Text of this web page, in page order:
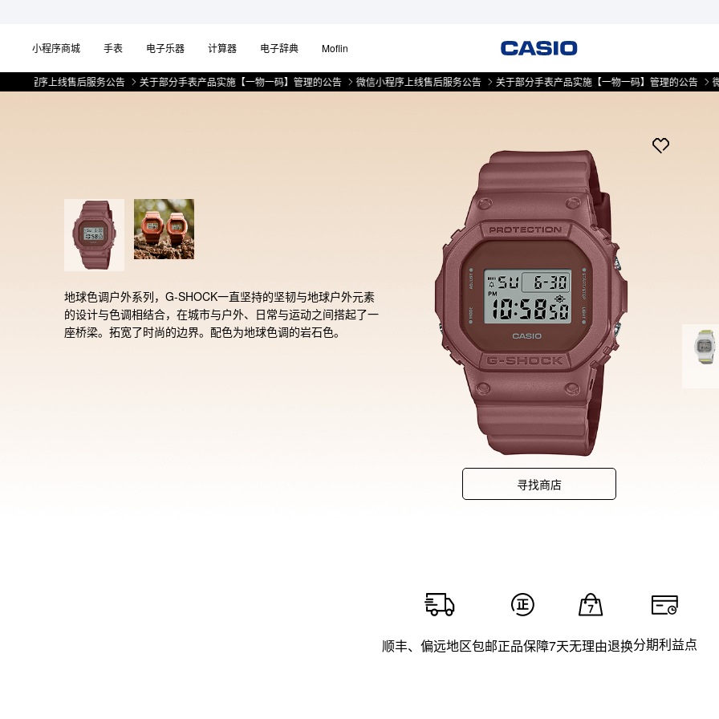
小程序商城 手表 电子乐器 计算器 电子辞典 Moflin
上线售后服务公告 关于部分手表产品实施【一物一码】管理的公告 微信小程序上线售后服务公告 关于部分手表产品实施【一物一码】管理的公告 微信小程
地球色调户外系列，G-SHOCK一直坚持的坚韧与地球户外元素
的设计与色调相结合，在城市与户外、日常与运动之间搭起了一
座桥梁。拓宽了时尚的边界。配色为地球色调的岩石色。
寻找商店
顺丰、偏远地区包邮正品保障7天无理由退换分期利益点